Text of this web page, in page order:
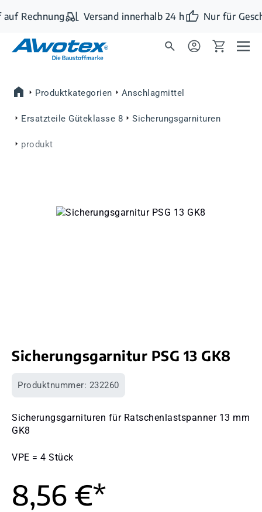
Zum Hauptinhalt springen
Rechnung Versand innerhalb 24 h Nur für
Produktkategorien Anschlagmittel
Ersatzteile Güteklasse 8 Sicherungsgarnituren
produkt
Bildergalerie überspringen
Sicherungsgarnitur PSG 13 GK8
Produktnummer: 232260
Sicherungsgarnituren für Ratschenlastspanner 13 mm
GK8
VPE = 4 Stück
8,56 €*